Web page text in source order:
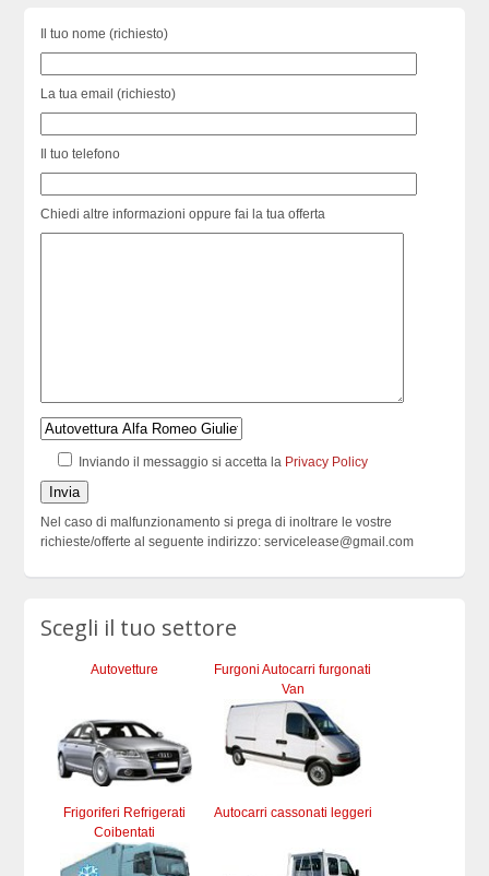
Il tuo nome (richiesto)
La tua email (richiesto)
Il tuo telefono
Chiedi altre informazioni oppure fai la tua offerta
Inviando il messaggio si accetta la Privacy Policy
Nel caso di malfunzionamento si prega di inoltrare le vostre
richieste/offerte al seguente indirizzo: servicelease@gmail.com
Scegli il tuo settore
Autovetture
Furgoni Autocarri furgonati
Van
Frigoriferi Refrigerati
Coibentati
Autocarri cassonati leggeri